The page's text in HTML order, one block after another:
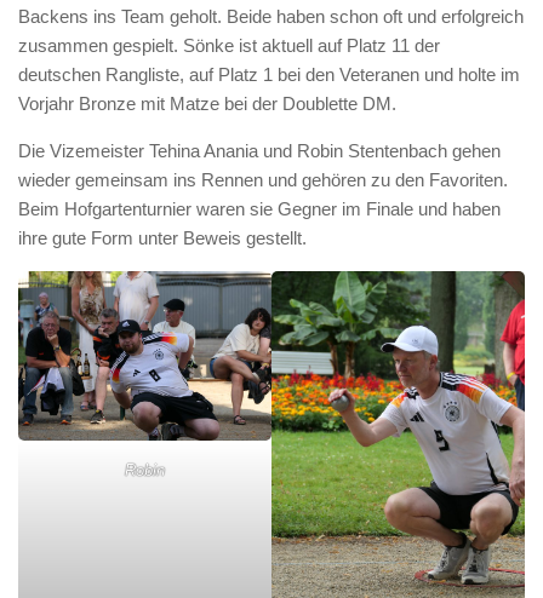
Backens ins Team geholt. Beide haben schon oft und erfolgreich
zusammen gespielt. Sönke ist aktuell auf Platz 11 der
deutschen Rangliste, auf Platz 1 bei den Veteranen und holte im
Vorjahr Bronze mit Matze bei der Doublette DM.
Die Vizemeister Tehina Anania und Robin Stentenbach gehen
wieder gemeinsam ins Rennen und gehören zu den Favoriten.
Beim Hofgartenturnier waren sie Gegner im Finale und haben
ihre gute Form unter Beweis gestellt.
Robin